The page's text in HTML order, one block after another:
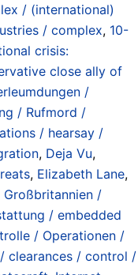
/ (international)
/ complex, 10-
crisis:
close ally of
/
/ Rufmord /
/ hearsay /
, Deja Vu,
, Elizabeth Lane,
Großbritannien /
/ embedded
/ Operationen /
clearances / control /